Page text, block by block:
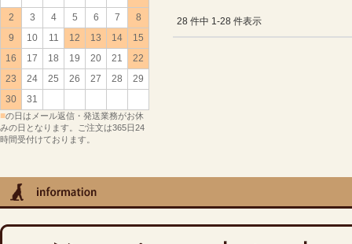
2
3 4 5 6 7
8
9
10 11 12 13 14
15
16
17 18 19 20 21
22
23
24 25 26 27 28
29
30
31
■の日はメール返信・発送業務がお休
みの日となります。ご注文は365日24
時間受付けております。
28 件中 1-28 件表示